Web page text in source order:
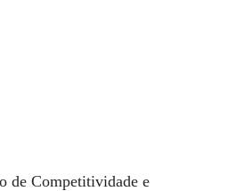
de Competitividade e